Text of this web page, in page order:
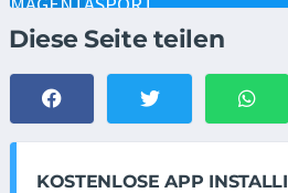
Diese Seite teilen
KOSTENLOSE APP